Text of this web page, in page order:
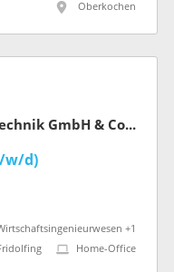
Oberkochen
Rosenberger Hochfrequenztechnik GmbH & Co. KG
w/d)
+1
Home-Office